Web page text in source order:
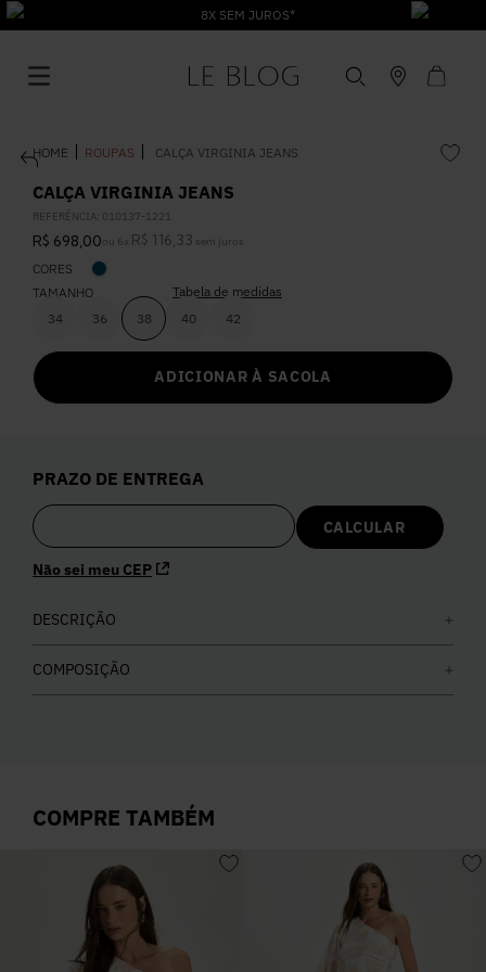
8X SEM JUROS*
ROUPAS CALÇA VIRGINIA JEANS
CALÇA VIRGINIA JEANS
REFERÊNCIA: 010137-1221
R$ 698,00 ou 6 x R$ 116 33 sem juros
CORES
TAMANHO
34
36 38 40 42
Tabela de medidas
ADICIONAR À SACOLA
PRAZO DE ENTREGA
Não sei meu CEP
DESCRIÇÃO
COMPOSIÇÃO
COMPRE TAMBÉM
1º Vestido
Roupas
5º Calça
6º Vestidos
7º